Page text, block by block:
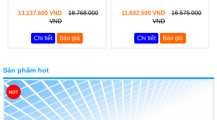
13.137.600 VND
18.768.000
VND
Chi tiết Báo giá
11.602.500 VND
16.575.000
VND
Chi tiết Báo giá
Sản phẩm hot
HOT